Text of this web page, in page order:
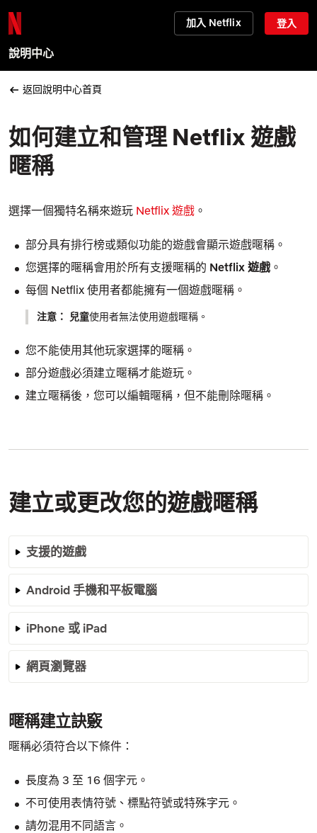
加入 Netflix 登入
說明中心
返回說明中心首頁
如何建立和管理 Netflix 遊戲
暱稱
選擇一個獨特名稱來遊玩 Netflix 遊戲 。
部分具有排行榜或類似功能的遊戲會顯示遊戲暱稱。
您選擇的暱稱會用於所有支援暱稱的 Netflix 遊戲 。
每個 Netflix 使用者都能擁有一個遊戲暱稱。
注意： 兒童使用者無法使用遊戲暱稱。
您不能使用其他玩家選擇的暱稱。
部分遊戲必須建立暱稱才能遊玩。
建立暱稱後，您可以編輯暱稱，但不能刪除暱稱。
建立或更改您的遊戲暱稱
支援的遊戲
Android 手機和平板電腦
iPhone 或 iPad
網頁瀏覽器
暱稱建立訣竅
暱稱必須符合以下條件：
長度為 3 至 16 個字元。
不可使用表情符號、標點符號或特殊字元。
請勿混用不同語言。